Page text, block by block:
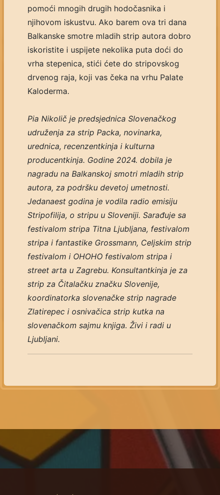
pomoći mnogih drugih hodočasnika i
njihovom iskustvu. Ako barem ova tri dana
Balkanske smotre mladih strip autora dobro
iskoristite i uspijete nekolika puta doći do
vrha stepenica, stići ćete do stripovskog
drvenog raja, koji vas čeka na vrhu Palate
Kaloderma.
Pia Nikolič je predsjednica Slovenačkog
udruženja za strip Packa, novinarka,
urednica, recenzentkinja i kulturna
producentkinja. Godine 2024. dobila je
nagradu na Balkanskoj smotri mladih strip
autora, za podršku devetoj umetnosti.
Jedanaest godina je vodila radio emisiju
Stripofilija, o stripu u Sloveniji. Sarađuje sa
festivalom stripa Titna Ljubljana, festivalom
stripa i fantastike Grossmann, Celjskim strip
festivalom i OHOHO festivalom stripa i
street arta u Zagrebu. Konsultantkinja je za
strip za Čitalačku značku Slovenije,
koordinatorka slovenačke strip nagrade
Zlatirepec i osnivačica strip kutka na
slovenačkom sajmu knjiga. Živi i radi u
Ljubljani.